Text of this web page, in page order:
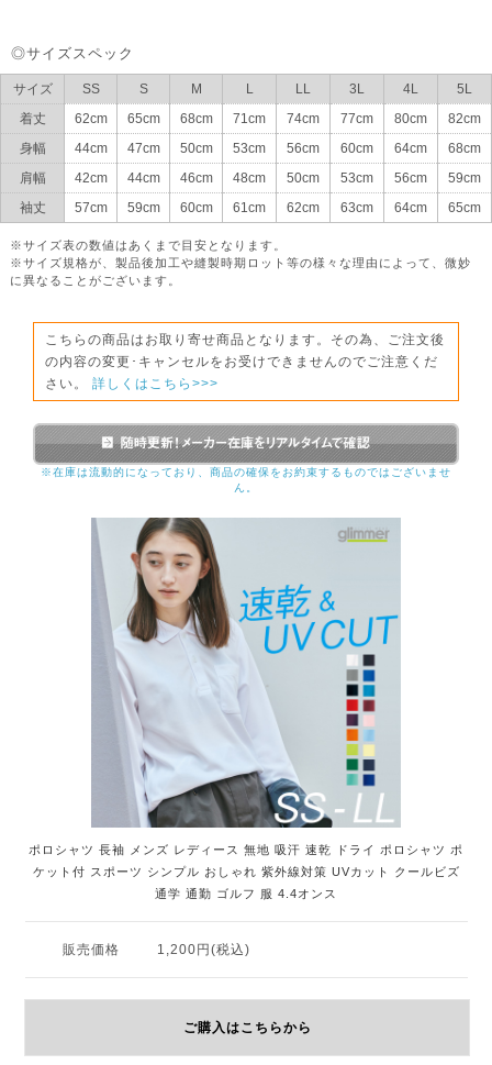
◎サイズスペック
サイズ SS S M L LL 3L 4L
5L
着丈
62cm 65cm 68cm 71cm 74cm 77cm 80cm
82cm
身幅
44cm 47cm 50cm 53cm 56cm 60cm 64cm
68cm
肩幅
42cm 44cm 46cm 48cm 50cm 53cm 56cm
59cm
袖丈
57cm 59cm 60cm 61cm 62cm 63cm 64cm 65cm
※サイズ表の数値はあくまで目安となります。
※サイズ規格が、製品後加工や縫製時期ロット等の様々な理由によって、微妙
に異なることがございます。
こちらの商品はお取り寄せ商品となります。その為、ご注文後
の内容の変更･キャンセルをお受けできませんのでご注意くだ
さい。詳しくはこちら>>>
※在庫は流動的になっており、商品の確保をお約束するものではございませ
ん。
ポロシャツ 長袖 メンズ レディース 無地 吸汗 速乾 ドライ ポロシャツ ポ
ケット付 スポーツ シンプル おしゃれ 紫外線対策 UVカット クールビズ
通学 通勤 ゴルフ 服 4.4オンス
販売価格 1,200円(税込)
ご購入はこちらから